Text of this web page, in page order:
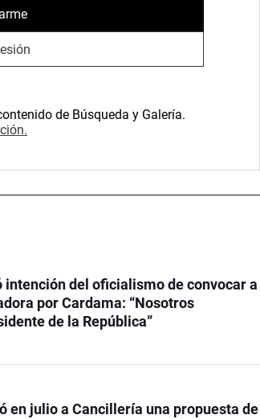
de Búsqueda y Galería.
intención del oficialismo de convocar a
por Cardama: “Nosotros
de la República”
en julio a Cancillería una propuesta de